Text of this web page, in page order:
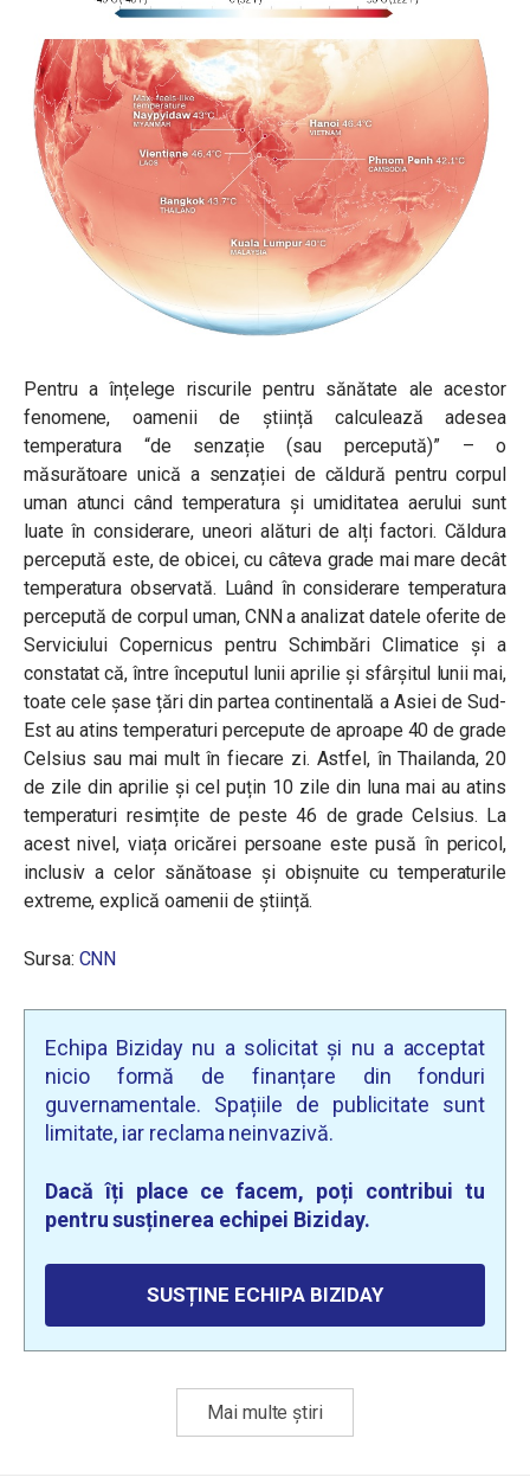
Pentru a înțelege riscurile pentru sănătate ale acestor
fenomene, oamenii de știință calculează adesea
temperatura “de senzație (sau percepută)” – o
măsurătoare unică a senzației de căldură pentru corpul
uman atunci când temperatura și umiditatea aerului sunt
luate în considerare, uneori alături de alți factori. Căldura
percepută este, de obicei, cu câteva grade mai mare decât
temperatura observată. Luând în considerare temperatura
percepută de corpul uman, CNN a analizat datele oferite de
Serviciului Copernicus pentru Schimbări Climatice și a
constatat că, între începutul lunii aprilie și sfârșitul lunii mai,
toate cele șase țări din partea continentală a Asiei de Sud-
Est au atins temperaturi percepute de aproape 40 de grade
Celsius sau mai mult în fiecare zi. Astfel, în Thailanda, 20
de zile din aprilie și cel puțin 10 zile din luna mai au atins
temperaturi resimțite de peste 46 de grade Celsius. La
acest nivel, viața oricărei persoane este pusă în pericol,
inclusiv a celor sănătoase și obișnuite cu temperaturile
extreme, explică oamenii de știință.
Sursa: CNN
Echipa Biziday nu a solicitat și nu a acceptat
nicio formă de finanțare din fonduri
guvernamentale. Spațiile de publicitate sunt
limitate, iar reclama neinvazivă.
Dacă îți place ce facem, poți contribui tu
pentru susținerea echipei Biziday.
SUSȚINE ECHIPA BIZIDAY
Mai multe știri